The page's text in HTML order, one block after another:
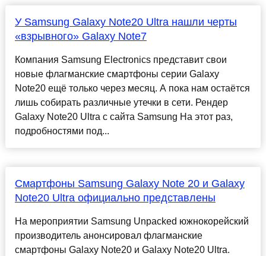
У Samsung Galaxy Note20 Ultra нашли черты
«взрывного» Galaxy Note7
Компания Samsung Electronics представит свои
новые флагманские смартфоны серии Galaxy
Note20 ещё только через месяц. А пока нам остаётся
лишь собирать различные утечки в сети. Рендер
Galaxy Note20 Ultra с сайта Samsung На этот раз,
подробностями под...
Смартфоны Samsung Galaxy Note 20 и Galaxy
Note20 Ultra официально представлены
На мероприятии Samsung Unpacked южнокорейский
производитель анонсировал флагманские
смартфоны Galaxy Note20 и Galaxy Note20 Ultra.